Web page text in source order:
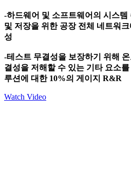
-하드웨어 및 소프트웨어의 시스템
및 저장을 위한 공장 전체 네트워
성
-테스트 무결성을 보장하기 위해
결성을 저해할 수 있는 기타 요소
루션에 대한 10%의 게이지 R&R
Watch Video